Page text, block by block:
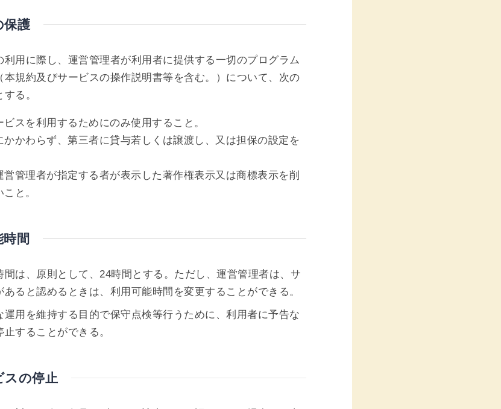
護
利用に際し、運営管理者が利用者に提供する一切のプログラム
本規約及びサービスの操作説明書等を含む。）について、次の
る。
スを利用するためにのみ使用すること。
かかわらず、第三者に貸与若しくは譲渡し、又は担保の設定を
管理者が指定する者が表示した著作権表示又は商標表示を削
と。
間
間は、原則として、24時間とする。ただし、運営管理者は、サ
ると認めるときは、利用可能時間を変更することができる。
運用を維持する目的で保守点検等行うために、利用者に予告な
することができる。
の停止